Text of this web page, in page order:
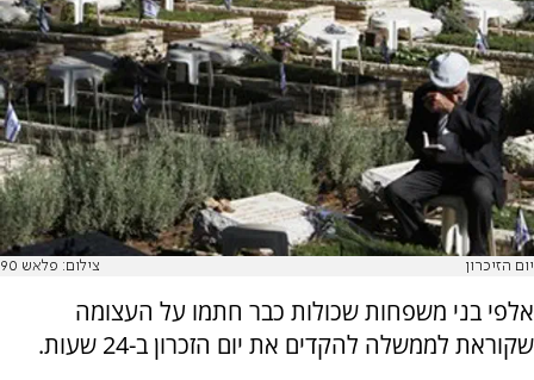
יום הזיכרון צילום: פלאש 90
אלפי בני משפחות שכולות כבר חתמו על העצומה
שקוראת לממשלה להקדים את יום הזכרון ב-24 שעות.